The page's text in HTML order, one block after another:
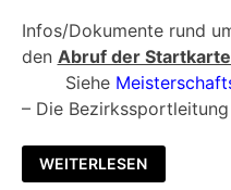
Infos/Dokumente rund
den Abruf der
Siehe
– Die Bezirkssportleitung
Ⓘ
INFOS
WEITERLESEN